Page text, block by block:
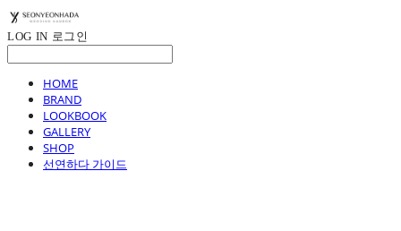
LOG IN 로그인
HOME
BRAND
LOOKBOOK
GALLERY
SHOP
선연하다 가이드